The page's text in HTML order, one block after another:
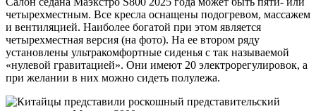
четырехместным. Все кресла оснащены подогревом, массажем
и вентиляцией. Наиболее богатой при этом является
четырехместная версия (на фото). На ее втором ряду
установлены ультракомфортные сиденья с так называемой
«нулевой гравитацией». Они имеют 20 электрорегулировок, а
при желании в них можно сидеть полулежа.